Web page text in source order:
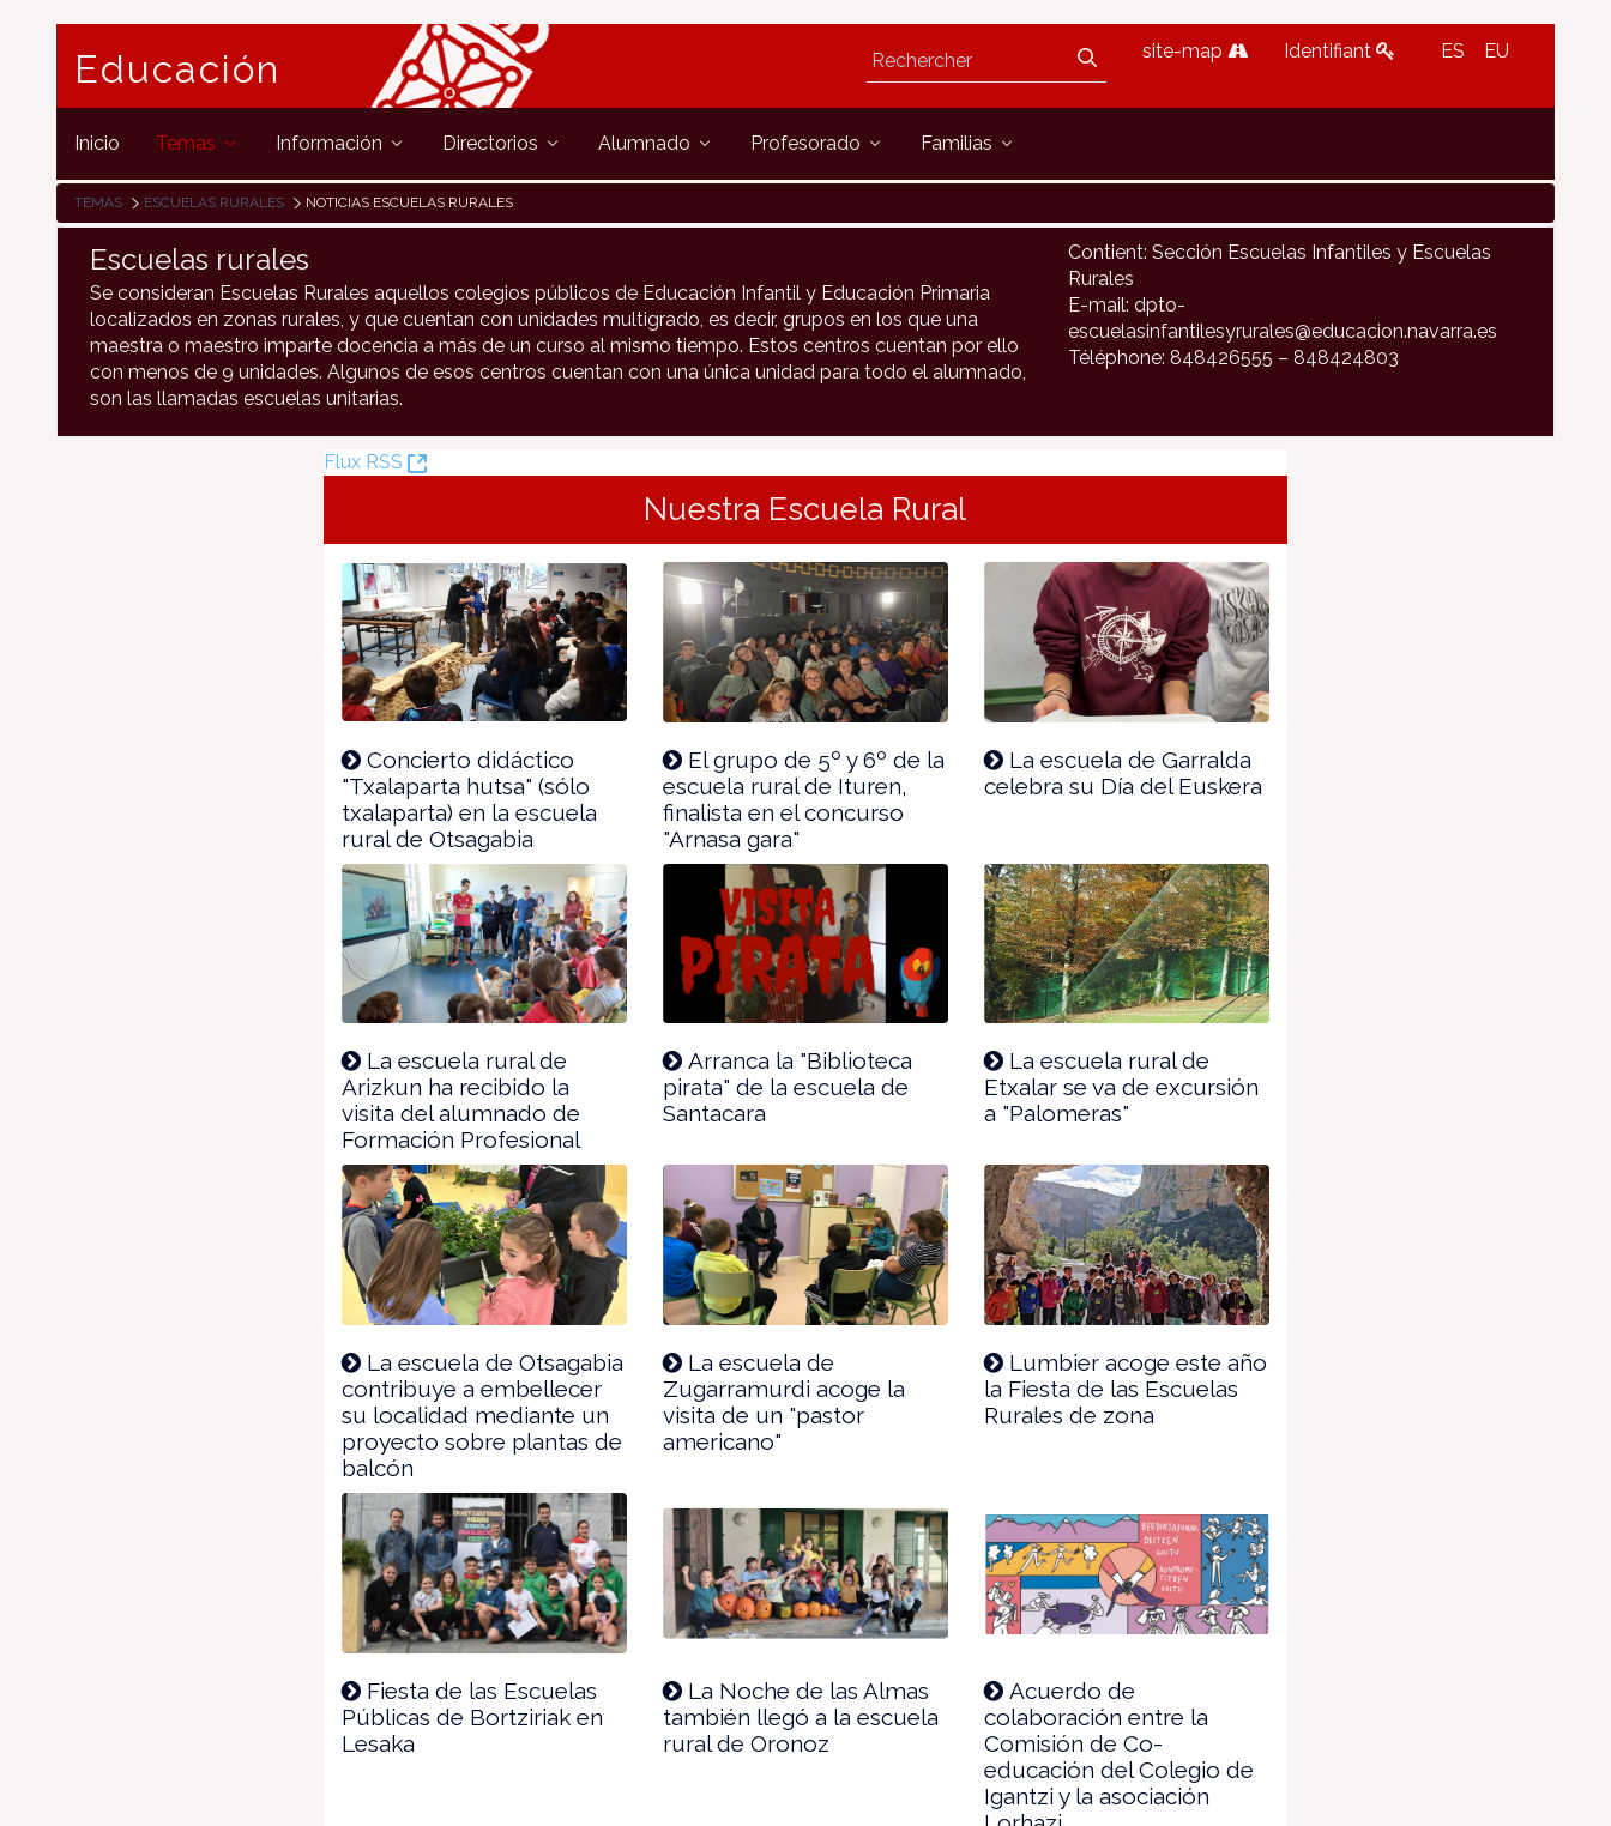
Educación site-map Identifiant ES EU
Inicio Temas Información Directorios Alumnado Profesorado Familias
TEMAS ESCUELAS RURALES NOTICIAS ESCUELAS RURALES
Escuelas rurales
Se consideran Escuelas Rurales aquellos colegios públicos de Educación Infantil y Educación Primaria
localizados en zonas rurales, y que cuentan con unidades multigrado, es decir, grupos en los que una
maestra o maestro imparte docencia a más de un curso al mismo tiempo. Estos centros cuentan por ello
con menos de 9 unidades. Algunos de esos centros cuentan con una única unidad para todo el alumnado,
son las llamadas escuelas unitarias.
Contient: Sección Escuelas Infantiles y Escuelas
Rurales
E-mail: dpto-
escuelasinfantilesyrurales@educacion.navarra.es
Téléphone: 848426555 – 848424803
Flux RSS
(Ouvre
fenêtre)
Nuestra Escuela Rural
Concierto didáctico
"Txalaparta hutsa" (sólo
txalaparta) en la escuela
rural de Otsagabia
El grupo de 5º y 6º de la
escuela rural de Ituren,
finalista en el concurso
"Arnasa gara"
La escuela de Garralda
celebra su Día del Euskera
La escuela rural de
Arizkun ha recibido la
visita del alumnado de
Formación Profesional
Arranca la "Biblioteca
pirata" de la escuela de
Santacara
La escuela rural de
Etxalar se va de excursión
a "Palomeras"
La escuela de Otsagabia
contribuye a embellecer
su localidad mediante un
proyecto sobre plantas de
balcón
La escuela de
Zugarramurdi acoge la
visita de un "pastor
americano"
Lumbier acoge este año
la Fiesta de las Escuelas
Rurales de zona
Fiesta de las Escuelas
Públicas de Bortziriak en
Lesaka
La Noche de las Almas
también llegó a la escuela
rural de Oronoz
Acuerdo de
colaboración entre la
Comisión de Co-
educación del Colegio de
Igantzi y la asociación